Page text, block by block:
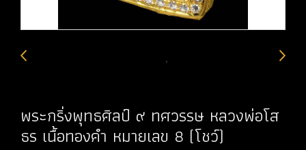
พระกริ่งพุทธศิลป์ ๙ ทศวรรษ หลวงพ่อโส
ธร เนื้อทองคำ หมายเลข 8 (โชว์)